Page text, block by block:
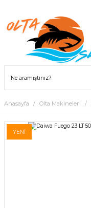
Anasayfa Olta Makineleri
YENİ